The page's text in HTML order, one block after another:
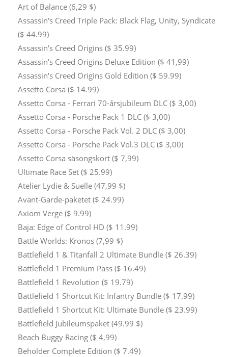
Art of Balance (6,29 $)
Assassin's Creed Triple Pack: Black Flag, Unity, Syndicate
($ 44.99)
Assassin's Creed Origins ($ 35.99)
Assassin's Creed Origins Deluxe Edition ($ 41,99)
Assassin's Creed Origins Gold Edition ($ 59.99)
Assetto Corsa ($ 14.99)
Assetto Corsa - Ferrari 70-årsjubileum DLC ($ 3,00)
Assetto Corsa - Porsche Pack 1 DLC ($ 3,00)
Assetto Corsa - Porsche Pack Vol. 2 DLC ($ 3,00)
Assetto Corsa - Porsche Pack Vol.3 DLC ($ 3,00)
Assetto Corsa säsongskort ($ 7,99)
Ultimate Race Set ($ 25.99)
Atelier Lydie & Suelle (47,99 $)
Avant-Garde-paketet ($ 24.99)
Axiom Verge ($ 9.99)
Baja: Edge of Control HD ($ 11.99)
Battle Worlds: Kronos (7,99 $)
Battlefield 1 & Titanfall 2 Ultimate Bundle ($ 26.39)
Battlefield 1 Premium Pass ($ 16.49)
Battlefield 1 Revolution ($ 19.79)
Battlefield 1 Shortcut Kit: Infantry Bundle ($ 17.99)
Battlefield 1 Shortcut Kit: Ultimate Bundle ($ 23.99)
Battlefield Jubileumspaket (49.99 $)
Beach Buggy Racing ($ 4,99)
Beholder Complete Edition ($ 7.49)